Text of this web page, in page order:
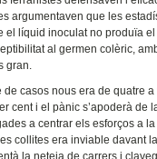
argumentaven que les
el líquid inoculat no produïa
al germen colèric,
gran.
de casos nous era de quatre
cent i el pànic s’apoderà de
a centrar els esforços a
collites era inviable davant